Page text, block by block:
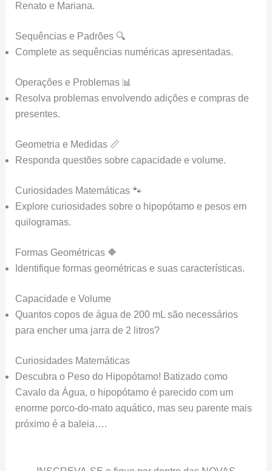
Renato e Mariana.
Sequências e Padrões 🔍
Complete as sequências numéricas apresentadas.
Operações e Problemas 📊
Resolva problemas envolvendo adições e compras de
presentes.
Geometria e Medidas 📏
Responda questões sobre capacidade e volume.
Curiosidades Matemáticas 🐾
Explore curiosidades sobre o hipopótamo e pesos em
quilogramas.
Formas Geométricas 🔶
Identifique formas geométricas e suas características.
Capacidade e Volume
Quantos copos de água de 200 mL são necessários
para encher uma jarra de 2 litros?
Curiosidades Matemáticas
Descubra o Peso do Hipopótamo! Batizado como
Cavalo da Água, o hipopótamo é parecido com um
enorme porco-do-mato aquático, mas seu parente mais
próximo é a baleia….